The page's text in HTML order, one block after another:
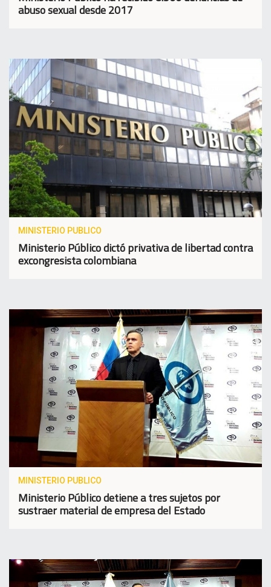
abuso sexual desde 2017
MINISTERIO PUBLICO
Ministerio Público dictó privativa de libertad contra
excongresista colombiana
MINISTERIO PUBLICO
Ministerio Público detiene a tres sujetos por
sustraer material de empresa del Estado